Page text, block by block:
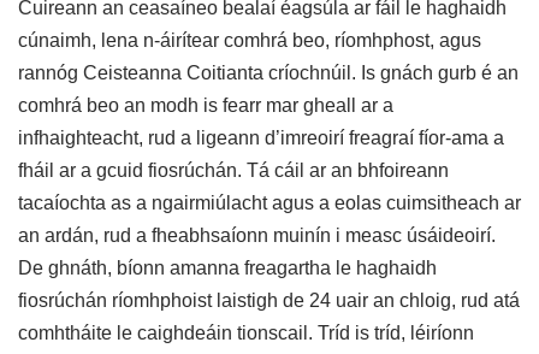
Cuireann an ceasaíneo bealaí éagsúla ar fáil le haghaidh
cúnaimh, lena n-áirítear comhrá beo, ríomhphost, agus
rannóg Ceisteanna Coitianta críochnúil. Is gnách gurb é an
comhrá beo an modh is fearr mar gheall ar a
infhaighteacht, rud a ligeann d’imreoirí freagraí fíor-ama a
fháil ar a gcuid fiosrúchán. Tá cáil ar an bhfoireann
tacaíochta as a ngairmiúlacht agus a eolas cuimsitheach ar
an ardán, rud a fheabhsaíonn muinín i measc úsáideoirí.
De ghnáth, bíonn amanna freagartha le haghaidh
fiosrúchán ríomhphoist laistigh de 24 uair an chloig, rud atá
comhtháite le caighdeáin tionscail. Tríd is tríd, léiríonn